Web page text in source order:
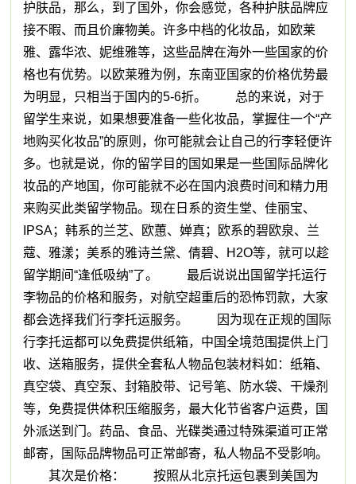
护肤品，那么，到了国外，你会感觉，各种护肤品牌应
接不暇、而且价廉物美。许多中档的化妆品，如欧莱
雅、露华浓、妮维雅等，这些品牌在海外一些国家的价
格也有优势。以欧莱雅为例，东南亚国家的价格优势最
为明显，只相当于国内的5-6折。 总的来说，对于
留学生来说，如果想要准备一些化妆品，掌握住一个“产
地购买化妆品”的原则，你可能就会让自己的行李轻便许
多。也就是说，你的留学目的国如果是一些国际品牌化
妆品的产地国，你可能就不必在国内浪费时间和精力用
来购买此类留学物品。现在日系的资生堂、佳丽宝、
IPSA；韩系的兰芝、欧蕙、婵真；欧系的碧欧泉、兰
蔻、雅漾；美系的雅诗兰黛、倩碧、H2O等，就可以趁
留学期间“逢低吸纳”了。 最后说说出国留学托运行
李物品的价格和服务，对航空超重后的恐怖罚款，大家
都会选择我们行李托运服务。 因为现在正规的国际
行李托运都可以免费提供纸箱，中国全境范围提供上门
收、送箱服务，提供全套私人物品包装材料如：纸箱、
真空袋、真空泵、封箱胶带、记号笔、防水袋、干燥剂
等，免费提供体积压缩服务，最大化节省客户运费，国
外派送到门。药品、食品、光碟类通过特殊渠道可正常
邮寄，国际品牌物品可正常邮寄，私人物品不受影响。
其次是价格： 按照从北京托运包裹到美国为